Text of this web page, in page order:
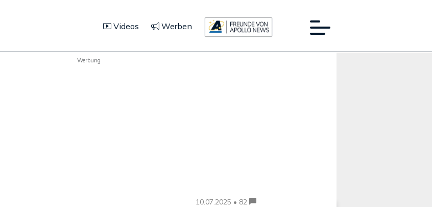
Videos Werben
Werbung
10.07.2025 • 82